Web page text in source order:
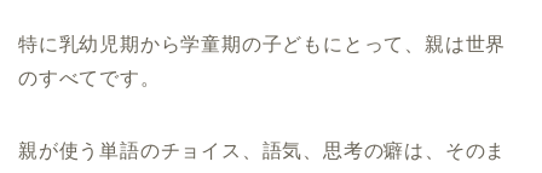
特に乳幼児期から学童期の子どもにとって、親は世界
のすべてです。
親が使う単語のチョイス、語気、思考の癖は、そのま